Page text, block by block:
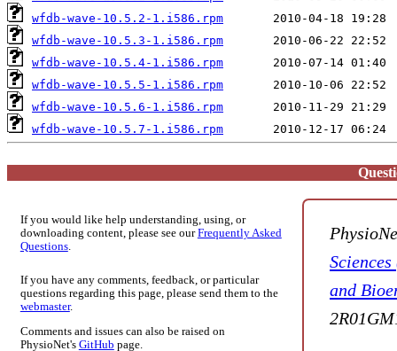
wfdb-wave-10.5.2-1.i586.rpm
wfdb-wave-10.5.3-1.i586.rpm
wfdb-wave-10.5.4-1.i586.rpm
wfdb-wave-10.5.5-1.i586.rpm
wfdb-wave-10.5.6-1.i586.rpm
wfdb-wave-10.5.7-1.i586.rpm
If you would like help understanding, using, or
downloading content, please see ourFrequently Asked
Questions.
If you have any comments, feedback, or particular
questions regarding this page, please send them to the
webmaster.
Comments and issues can also be raised on
PhysioNet's GitHub page.
and